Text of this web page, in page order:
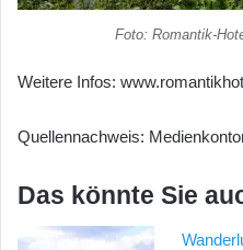
Foto: Romantik-
Weitere Infos:
Quellennachweis:
Das könnte Sie